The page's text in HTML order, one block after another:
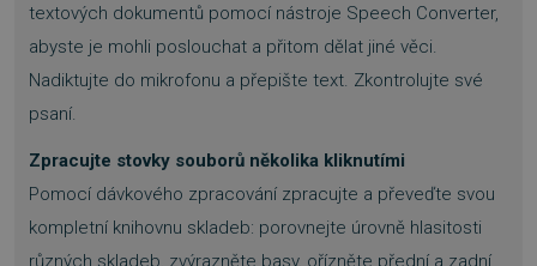
textových dokumentů pomocí nástroje Speech Converter,
abyste je mohli poslouchat a přitom dělat jiné věci.
Nadiktujte do mikrofonu a přepište text. Zkontrolujte své
psaní.
Zpracujte stovky souborů několika kliknutími
Pomocí dávkového zpracování zpracujte a převeďte svou
kompletní knihovnu skladeb: porovnejte úrovně hlasitosti
různých skladeb, zvýrazněte basy, ořízněte přední a zadní
__cf_bm
Cloudflare Inc.
.heureka.cz
55 sekund